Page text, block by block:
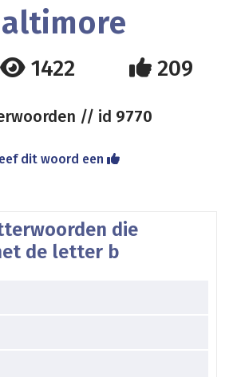
1422 209
// id 9770
dit woord een
die
de letter b